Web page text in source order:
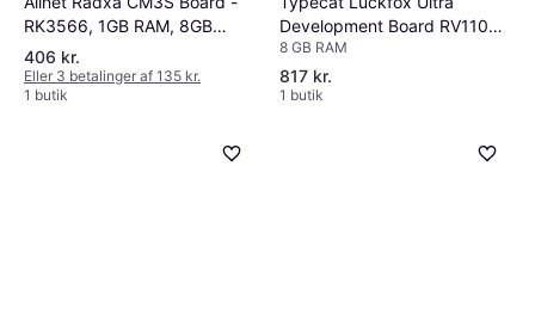
RK3566, 1GB RAM, 8GB
eMMC, 1.6GHz
406 kr.
Eller 3 betalinger af 135 kr.
1 butik
Development Board RV1106
Micro Linux 8GB EMMC
8 GB RAM
817 kr.
1 butik